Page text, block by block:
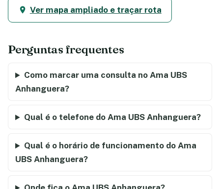
Ver mapa ampliado e traçar rota
Perguntas frequentes
Como marcar uma consulta no Ama UBS
Anhanguera?
Qual é o telefone do Ama UBS Anhanguera?
Qual é o horário de funcionamento do Ama
UBS Anhanguera?